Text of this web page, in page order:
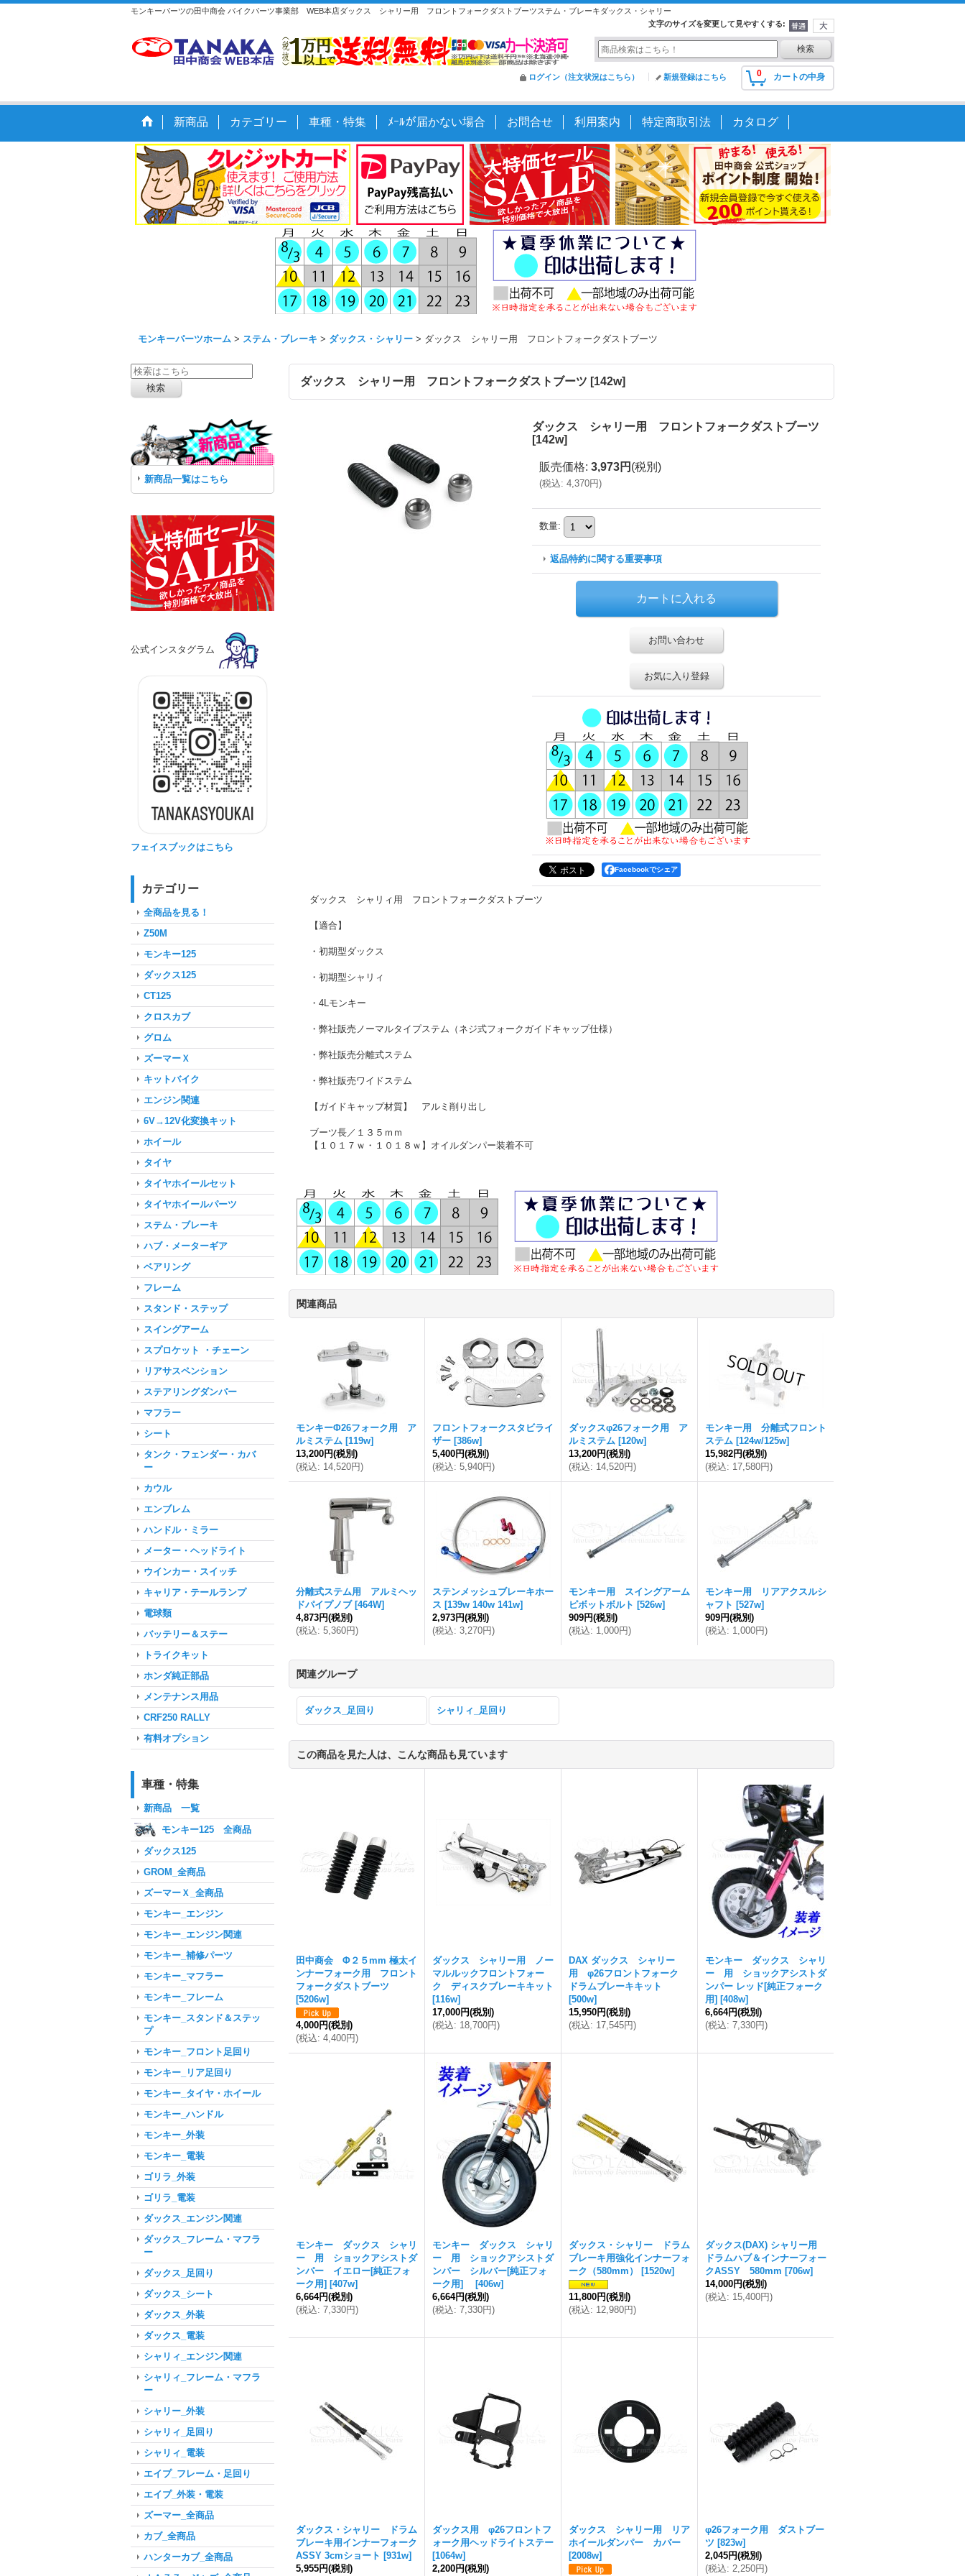
モンキーパーツの田中商会 バイクパーツ事業部 WEB本店ダックス シャリー用 フロントフォークダストブーツステム・ブレーキダックス・シャリー
文字のサイズを変更して見やすくする:
0 カートの中身
ログイン（注文状況はこちら） 新規登録はこちら
新商品 カテゴリー 車種・特集 ﾒｰﾙが届かない場合 お問合せ 利用案内 特定商取引法 カタログ
モンキーパーツホーム > ステム・ブレーキ > ダックス・シャリー > ダックス シャリー用 フロントフォークダストブーツ
新商品一覧はこちら
公式インスタグラム
フェイスブックはこちら
カテゴリー
全商品を見る！
Z50M
モンキー125
ダックス125
CT125
クロスカブ
グロム
ズーマーＸ
キットバイク
エンジン関連
6V→12V化変換キット
ホイール
タイヤ
タイヤホイールセット
タイヤホイールパーツ
ステム・ブレーキ
ハブ・メーターギア
ベアリング
フレーム
スタンド・ステップ
スイングアーム
スプロケット ・チェーン
リアサスペンション
ステアリングダンパー
マフラー
シート
タンク・フェンダー・カバ
ー
カウル
エンブレム
ハンドル・ミラー
メーター・ヘッドライト
ウインカー・スイッチ
キャリア・テールランプ
電球類
バッテリー＆ステー
トライクキット
ホンダ純正部品
メンテナンス用品
CRF250 RALLY
有料オプション
車種・特集
新商品 一覧
モンキー125 全商品
ダックス125
GROM_全商品
ズーマーＸ_全商品
モンキー_エンジン
モンキー_エンジン関連
モンキー_補修パーツ
モンキー_マフラー
モンキー_フレーム
モンキー_スタンド＆ステッ
プ
モンキー_フロント足回り
モンキー_リア足回り
モンキー_タイヤ・ホイール
モンキー_ハンドル
モンキー_外装
モンキー_電装
ゴリラ_外装
ゴリラ_電装
ダックス_エンジン関連
ダックス_フレーム・マフラ
ー
ダックス_足回り
ダックス_シート
ダックス_外装
ダックス_電装
シャリィ_エンジン関連
シャリィ_フレーム・マフラ
ー
シャリー_外装
シャリィ_足回り
シャリィ_電装
エイプ_フレーム・足回り
エイプ_外装・電装
ズーマー_全商品
カブ_全商品
ハンターカブ_全商品
ダックス シャリー用 フロントフォークダストブーツ [142w]
ダックス シャリー用 フロントフォークダストブーツ
[142w]
販売価格: 3,973円 (税別)
(税込: 4,370円)
数量:
返品特約に関する重要事項
お問い合わせ
お気に入り登録
Facebookでシェア
ダックス シャリィ用 フロントフォークダストブーツ
【適合】
・初期型ダックス
・初期型シャリィ
・4Lモンキー
・弊社販売ノーマルタイプステム（ネジ式フォークガイドキャップ仕様）
・弊社販売分離式ステム
・弊社販売ワイドステム
【ガイドキャップ材質】 アルミ削り出し
ブーツ長／１３５ｍｍ
【１０１７ｗ・１０１８ｗ】オイルダンパー装着不可
関連商品
モンキーΦ26フォーク用 ア
ルミステム [119w]
13,200円(税別)
(税込: 14,520円)
フロントフォークスタビライ
ザー [386w]
5,400円(税別)
(税込: 5,940円)
ダックスφ26フォーク用 ア
ルミステム [120w]
13,200円(税別)
(税込: 14,520円)
モンキー用 分離式フロント
ステム [124w/125w]
15,982円(税別)
(税込: 17,580円)
分離式ステム用 アルミヘッ
ドパイプノブ [464W]
4,873円(税別)
(税込: 5,360円)
ステンメッシュブレーキホー
ス [139w 140w 141w]
2,973円(税別)
(税込: 3,270円)
モンキー用 スイングアーム
ピボットボルト [526w]
909円(税別)
(税込: 1,000円)
モンキー用 リアアクスルシ
ャフト [527w]
909円(税別)
(税込: 1,000円)
関連グループ
ダックス_足回り シャリィ_足回り
この商品を見た人は、こんな商品も見ています
田中商会 Φ２５mm 極太イ
ンナーフォーク用 フロント
フォークダストブーツ
[5206w]
4,000円(税別)
(税込: 4,400円)
ダックス シャリー用 ノー
マルルックフロントフォー
ク ディスクブレーキキット
[116w]
17,000円(税別)
(税込: 18,700円)
DAX ダックス シャリー
用 φ26フロントフォーク
ドラムブレーキキット
[500w]
15,950円(税別)
(税込: 17,545円)
モンキー ダックス シャリ
ー 用 ショックアシストダ
ンパー レッド[純正フォーク
用] [408w]
6,664円(税別)
(税込: 7,330円)
モンキー ダックス シャリ
ー 用 ショックアシストダ
ンパー イエロー[純正フォ
ーク用] [407w]
6,664円(税別)
(税込: 7,330円)
モンキー ダックス シャリ
ー 用 ショックアシストダ
ンパー シルバー[純正フォ
ーク用]
[406w]
6,664円(税別)
(税込: 7,330円)
ダックス・シャリー ドラム
ブレーキ用強化インナーフォ
ーク（580mm）
[1520w]
11,800円(税別)
(税込: 12,980円)
ダックス(DAX) シャリー用
ドラムハブ＆インナーフォー
クASSY 580mm [706w]
14,000円(税別)
(税込: 15,400円)
ダックス・シャリー ドラム
ブレーキ用インナーフォーク
ASSY 3cmショート [931w]
5,955円(税別)
ダックス用 φ26フロントフ
ォーク用ヘッドライトステー
[1064w]
2,200円(税別)
ダックス シャリー用 リア
ホイールダンパー カバー
[2008w]
φ26フォーク用 ダストブー
ツ [823w]
2,045円(税別)
(税込: 2,250円)